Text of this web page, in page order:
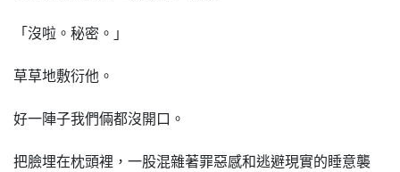
「沒啦。秘密。」
草草地敷衍他。
好一陣子我們倆都沒開口。
把臉埋在枕頭裡，一股混雜著罪惡感和逃避現實的睡意襲